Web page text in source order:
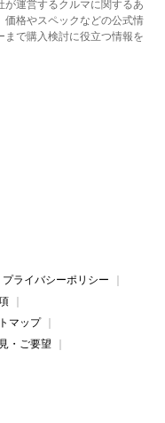
運営するクルマに関するあ
価格やスペックなどの公式情
で購入検討に役立つ情報を
プライバシーポリシー
マップ
・ご要望